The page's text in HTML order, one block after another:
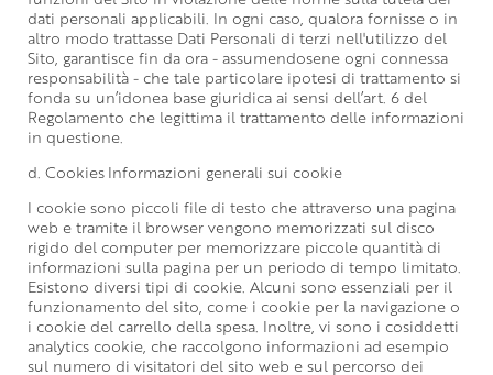
dati personali applicabili. In ogni caso, qualora fornisse o in
altro modo trattasse Dati Personali di terzi nell'utilizzo del
Sito, garantisce fin da ora - assumendosene ogni connessa
responsabilità - che tale particolare ipotesi di trattamento si
fonda su un’idonea base giuridica ai sensi dell’art. 6 del
Regolamento che legittima il trattamento delle informazioni
in questione.
d. Cookies Informazioni generali sui cookie
I cookie sono piccoli file di testo che attraverso una pagina
web e tramite il browser vengono memorizzati sul disco
rigido del computer per memorizzare piccole quantità di
informazioni sulla pagina per un periodo di tempo limitato.
Esistono diversi tipi di cookie. Alcuni sono essenziali per il
funzionamento del sito, come i cookie per la navigazione o
i cookie del carrello della spesa. Inoltre, vi sono i cosiddetti
analytics cookie, che raccolgono informazioni ad esempio
sul numero di visitatori del sito web e sul percorso dei